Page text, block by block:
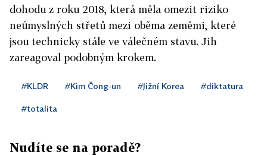
dohodu z roku 2018, která měla omezit riziko
neúmyslných střetů mezi oběma zeměmi, které
jsou technicky stále ve válečném stavu. Jih
zareagoval podobným krokem.
#KLDR #Kim Čong-un #Jižní Korea #diktatura
#totalita
Nudíte se na poradě?